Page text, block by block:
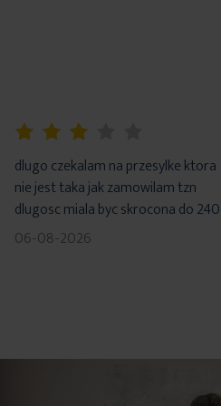
dlugo czekalam na przesylke ktora
nie jest taka jak zamowilam tzn
dlugosc miala byc skrocona do 240
06-08-2026